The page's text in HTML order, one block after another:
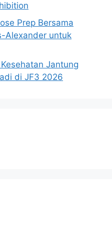
Prep Bersama
Alexander untuk
Jantung
di JF3 2026